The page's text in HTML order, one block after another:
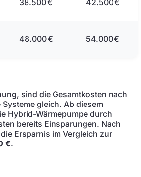
38.500 € 42.500 €
48.000 € 54.000 €
sind die Gesamtkosten nach
gleich. Ab diesem
Hybrid-Wärmepumpe durch
bereits Einsparungen. Nach
Ersparnis im Vergleich zur
€.